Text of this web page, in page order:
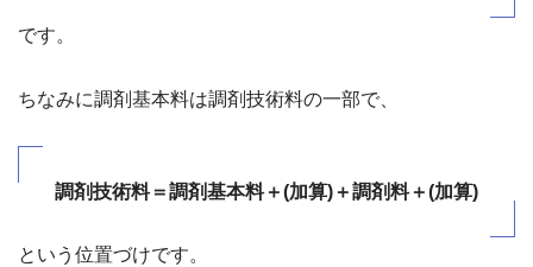
です。
ちなみに調剤基本料は調剤技術料の一部で、
調剤技術料＝調剤基本料＋(加算)＋調剤料＋(加算)
という位置づけです。